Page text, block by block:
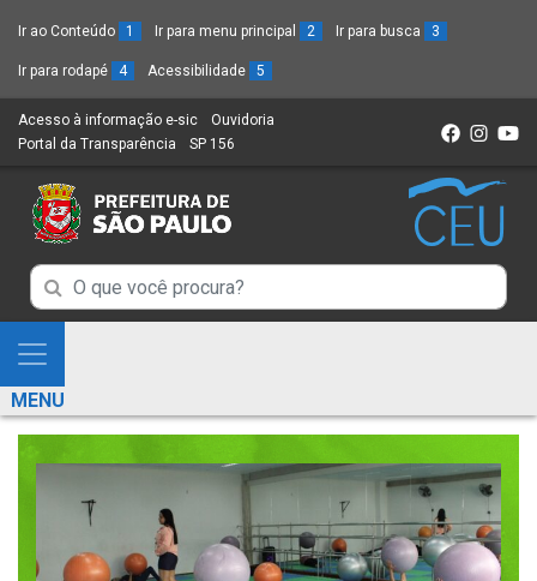
Ir ao Conteúdo 1 Ir para menu principal 2 Ir para busca 3
Ir para rodapé 4 Acessibilidade 5
Acesso à informação e-sic (Link
para
novo
sítio)
Ouvidoria
Portal da Transparência (Link
um
novo
SP 156
Campo
de
Busca
de
informações
Campo
de
de
informações
Mostra
e
Esconde
Menu
MENU